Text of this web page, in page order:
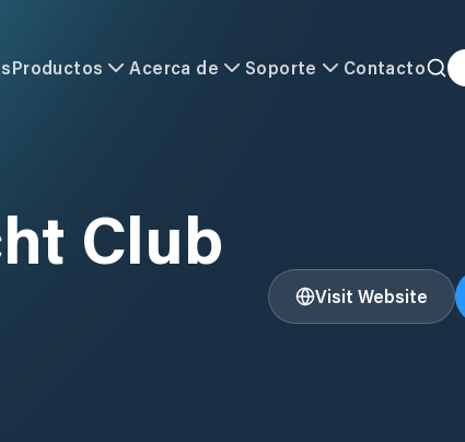
Productos Acerca de Soporte Contacto
Club
Visit Website